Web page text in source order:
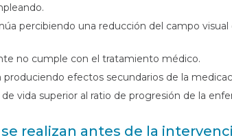
percibiendo una reducción del campo
no cumple con el tratamiento médico.
produciendo efectos secundarios de la
vida superior al ratio de progresión de la
realizan antes de la